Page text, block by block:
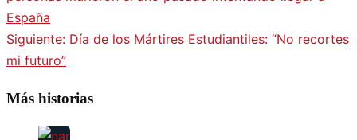
de
entradas
España
Siguiente: Día de los Mártires Estudiantiles: “No recortes
mi futuro”
Más historias